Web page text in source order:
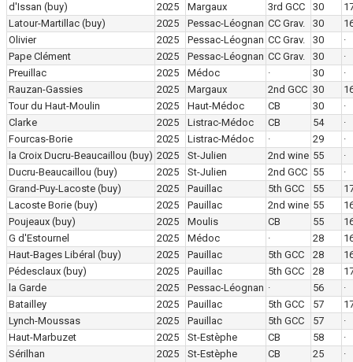
d'Issan (buy) 2025 Margaux 3rd GCC 30
Latour-Martillac (buy) 2025 Pessac-Léognan CC Grav. 30
Olivier
2025 Pessac-Léognan CC Grav. 30
·
Pape Clément
2025 Pessac-Léognan CC Grav. 30
·
Preuillac
2025 Médoc · 30
·
Rauzan-Gassies
2025 Margaux 2nd GCC 30
Tour du Haut-Moulin
2025 Haut-Médoc CB 30
·
Clarke
2025 Listrac-Médoc CB 54
·
Fourcas-Borie
2025 Listrac-Médoc · 29
·
la Croix Ducru-Beaucaillou (buy) 2025 St-Julien 2nd wine 55
·
Ducru-Beaucaillou (buy) 2025 St-Julien 2nd GCC 55
·
Grand-Puy-Lacoste (buy) 2025 Pauillac 5th GCC 55
Lacoste Borie (buy) 2025 Pauillac 2nd wine 55
Poujeaux (buy) 2025 Moulis CB 55
G d'Estournel
2025 Médoc · 28
Haut-Bages Libéral (buy) 2025 Pauillac 5th GCC 28
Pédesclaux (buy) 2025 Pauillac 5th GCC 28
la Garde
2025 Pessac-Léognan · 56
·
Batailley
2025 Pauillac 5th GCC 57
Lynch-Moussas
2025 Pauillac 5th GCC 57
·
Haut-Marbuzet
2025 St-Estèphe CB 58
·
Sérilhan
2025 St-Estèphe CB 25 ·